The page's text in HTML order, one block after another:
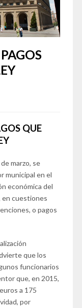
QUE
marzo, se
municipal en el
económica del
en cuestiones
o pagos
que los
funcionarios
que, en 2015,
a 175
por